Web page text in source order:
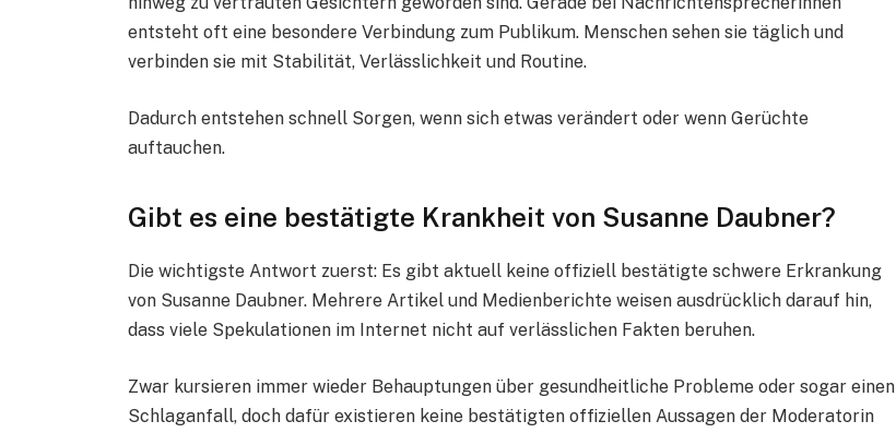
entsteht oft eine besondere Verbindung zum Publikum. Menschen sehen sie täglich und
verbinden sie mit Stabilität, Verlässlichkeit und Routine.
Dadurch entstehen schnell Sorgen, wenn sich etwas verändert oder wenn Gerüchte
auftauchen.
Gibt es eine bestätigte Krankheit von Susanne Daubner?
Die wichtigste Antwort zuerst: Es gibt aktuell keine offiziell bestätigte schwere Erkrankung
von Susanne Daubner. Mehrere Artikel und Medienberichte weisen ausdrücklich darauf hin,
dass viele Spekulationen im Internet nicht auf verlässlichen Fakten beruhen.
Zwar kursieren immer wieder Behauptungen über gesundheitliche Probleme oder sogar einen
Schlaganfall, doch dafür existieren keine bestätigten offiziellen Aussagen der Moderatorin